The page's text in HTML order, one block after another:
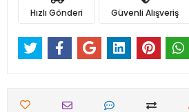
Hızlı Gönderi Güvenli Alışveriş